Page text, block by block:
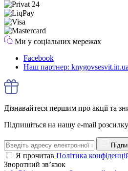
Ми у соціальних мережах
Facebook
Наш партнер: knygovsesvit.in.ua
Дізнавайтеся першим про акції та
Підпишіться на нашу e-mail розсилку
Я прочитав Політика
Зворотний зв’язок